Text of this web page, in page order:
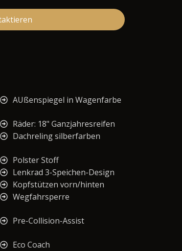
AUßenspiegel in Wagenfarbe
Räder: 18" Ganzjahresreifen
Dachreling silberfarben
Polster Stoff
Lenkrad 3-Speichen-Design
Kopfstützen vorn/hinten
Wegfahrsperre
Pre-Collision-Assist
Eco Coach